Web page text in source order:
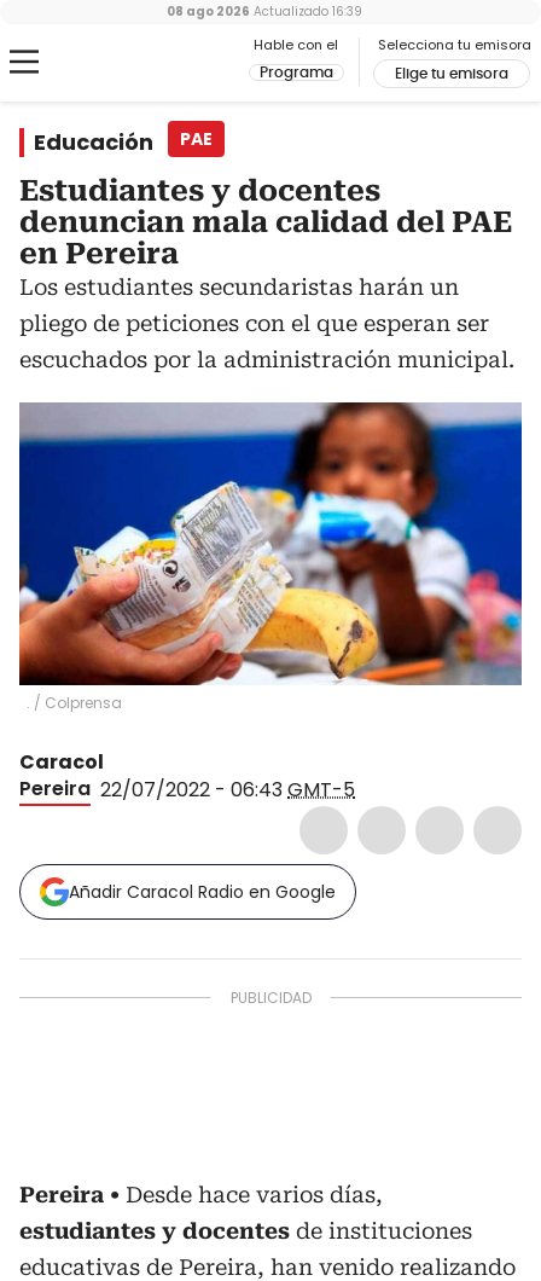
Hable con el
Programa
Selecciona tu emisora
Elige tu emisora
08 ago 2026 Actualizado 16:39
Educación PAE
Estudiantes y docentes
denuncian mala calidad del PAE
en Pereira
Los estudiantes secundaristas harán un
pliego de peticiones con el que esperan ser
escuchados por la administración municipal.
. / Colprensa
Caracol
Pereira 22/07/2022 - 06:43GMT-5
Añadir Caracol Radio en Google
Pereira
Desde hace varios días,
estudiantes y docentes de instituciones
educativas de Pereira, han venido realizando